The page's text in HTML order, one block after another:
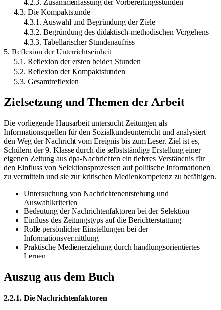
4.2.3. Zusammenfassung der Vorbereitungsstunden
4.3. Die Kompaktstunde
4.3.1. Auswahl und Begründung der Ziele
4.3.2. Begründung des didaktisch-methodischen Vorgehens
4.3.3. Tabellarischer Stundenaufriss
5. Reflexion der Unterrichtseinheit
5.1. Reflexion der ersten beiden Stunden
5.2. Reflexion der Kompaktstunden
5.3. Gesamtreflexion
Zielsetzung und Themen der Arbeit
Die vorliegende Hausarbeit untersucht Zeitungen als
Informationsquellen für den Sozialkundeunterricht und analysiert
den Weg der Nachricht vom Ereignis bis zum Leser. Ziel ist es,
Schülern der 9. Klasse durch die selbstständige Erstellung einer
eigenen Zeitung aus dpa-Nachrichten ein tieferes Verständnis für
den Einfluss von Selektionsprozessen auf politische Informationen
zu vermitteln und sie zur kritischen Medienkompetenz zu befähigen.
Untersuchung von Nachrichtenentstehung und
Auswahlkriterien
Bedeutung der Nachrichtenfaktoren bei der Selektion
Einfluss des Zeitungstyps auf die Berichterstattung
Rolle persönlicher Einstellungen bei der
Informationsvermittlung
Praktische Medienerziehung durch handlungsorientiertes
Lernen
Auszug aus dem Buch
2.2.1. Die Nachrichtenfaktoren